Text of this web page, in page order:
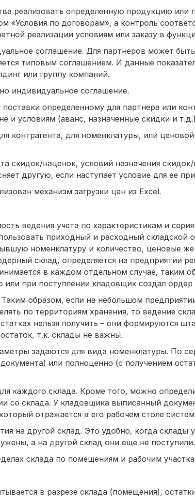
реализовать определенную продукцию или
«Условия по договорам», а контроль
реализации условиям или заказу в
соглашение. Для партнеров может
типовым соглашением. И данные
или группу компаний.
индивидуальное соглашение.
определенному для партнера или
и условиям (аванс, назначенные скидки и т.д.)
контрагента, для номенклатуры, или
скидок/наценок, условий назначения
другую, если наступает условие для ее
механизм загрузки цен из Excel.
ведения учета по характеристикам и
приходный и расходный складской
номенклатуру и количество, ценовые же
склад, определяется на предприятии
в каждом отдельном случае, таким
при поступлении кладовщик создал ордер
образом, если на небольшом
по территориям хранения, то ведение
нельзя получить – они формируются
т.к. склады не важны.
задаются для вида номенклатуры. По
или полноценно (с получением
каждого склада. Кроме того, можно
со склада. У кладовщика выписанный
отражается в его рабочем столе
на другой склад. Это удобно, когда склады
а на другой склад они еще не поступили.
склада по помещениям и рабочим
в разрезе склада (помещения),